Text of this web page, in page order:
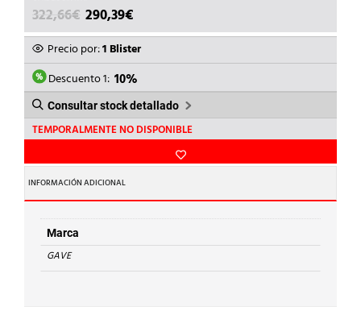
322,66€ EL
PRECIO
ORIGINAL
ERA:
322,66€.
290,39€
PRECIO
ACTUAL
ES:
290,39€.
Precio por:1 Blister
Descuento 1: 10%
Consultar stock detallado
TEMPORALMENTE NO DISPONIBLE
INFORMACIÓN ADICIONAL
Marca
GAVE